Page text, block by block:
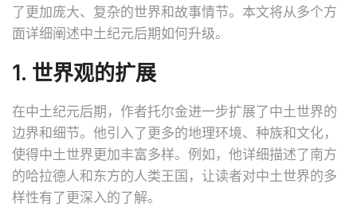
了更加庞大、复杂的世界和故事情节。本文将从多个方
面详细阐述中土纪元后期如何升级。
1. 世界观的扩展
在中土纪元后期，作者托尔金进一步扩展了中土世界的
边界和细节。他引入了更多的地理环境、种族和文化，
使得中土世界更加丰富多样。例如，他详细描述了南方
的哈拉德人和东方的人类王国，让读者对中土世界的多
样性有了更深入的了解。